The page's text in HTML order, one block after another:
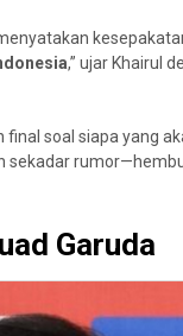
,” ujar Khairul
soal siapa yang
sekadar
Garuda